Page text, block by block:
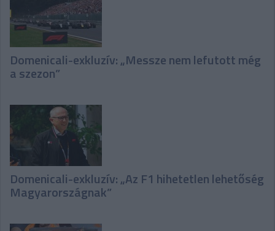
Domenicali-exkluzív: „Messze nem lefutott még
a szezon”
Domenicali-exkluzív: „Az F1 hihetetlen lehetőség
Magyarországnak”